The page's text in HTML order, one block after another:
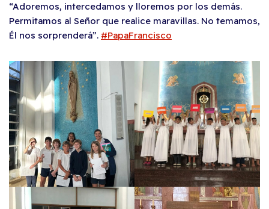
“Adoremos, intercedamos y lloremos por los demás.
Permitamos al Señor que realice maravillas. No temamos,
Él nos sorprenderá”. #PapaFrancisco